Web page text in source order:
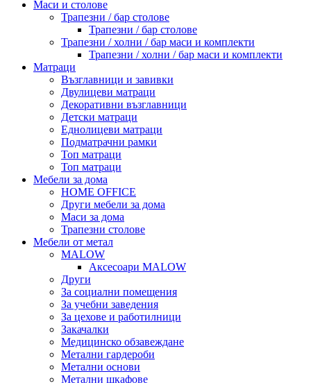
Маси и столове
Трапезни / бар столове
Трапезни / бар столове
Трапезни / холни / бар маси и комплекти
Трапезни / холни / бар маси и комплекти
Матраци
Възглавници и завивки
Двулицеви матраци
Декоративни възглавници
Детски матраци
Еднолицеви матраци
Подматрачни рамки
Топ матраци
Топ матраци
Мебели за дома
HOME OFFICE
Други мебели за дома
Маси за дома
Трапезни столове
Мебели от метал
MALOW
Аксесоари MALOW
Други
За социални помещения
За учебни заведения
За цехове и работилници
Закачалки
Медицинско обзавеждане
Метални гардероби
Метални основи
Метални шкафове